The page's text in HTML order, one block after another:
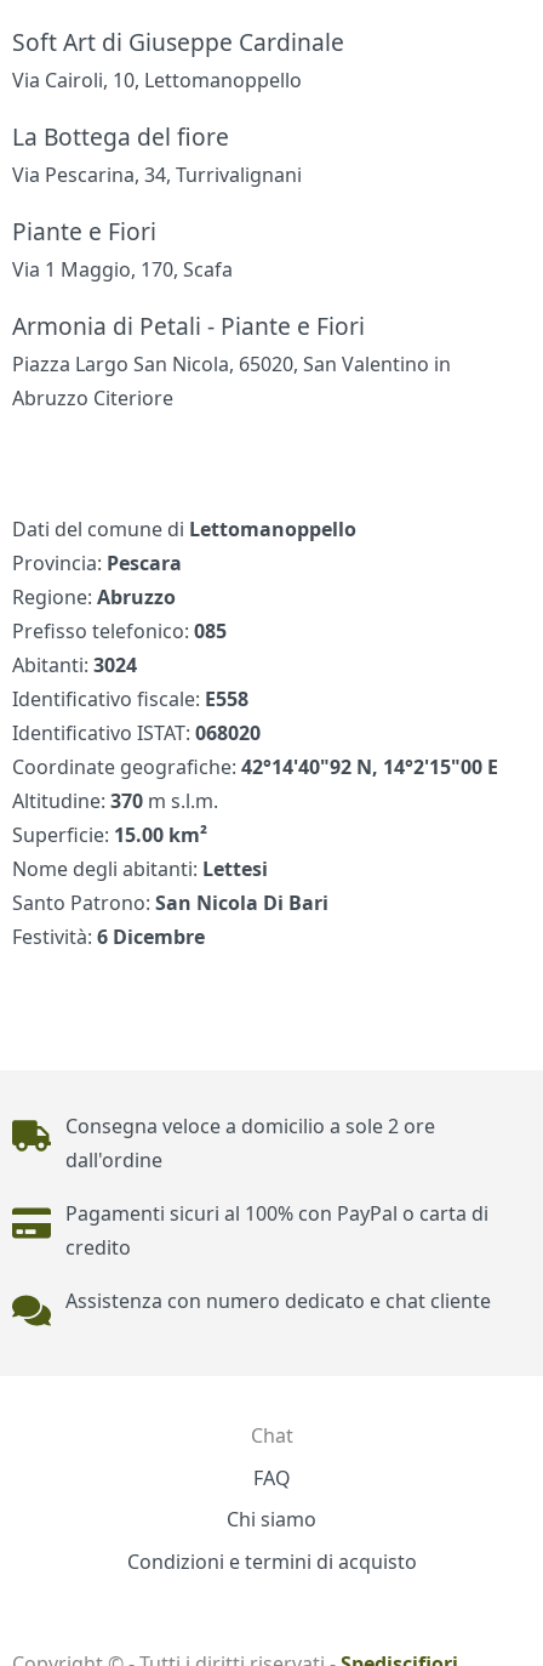
Soft Art di Giuseppe Cardinale
Via Cairoli, 10, Lettomanoppello
La Bottega del fiore
Via Pescarina, 34, Turrivalignani
Piante e Fiori
Via 1 Maggio, 170, Scafa
Armonia di Petali - Piante e Fiori
Piazza Largo San Nicola, 65020, San Valentino in
Abruzzo Citeriore
Dati del comune di Lettomanoppello
Provincia: Pescara
Regione:Abruzzo
Prefisso telefonico:085
Abitanti:3024
Identificativo fiscale: E558
Identificativo ISTAT:068020
Coordinate geografiche:42°14'40"92 N, 14°2'15"00 E
Altitudine:370 m s.l.m.
Superficie: 15.00 km²
Nome degli abitanti: Lettesi
Santo Patrono:San Nicola Di Bari
Festività:6 Dicembre
Piè di pagina
Consegna veloce a domicilio a sole 2 ore
dall'ordine
Pagamenti sicuri al 100% con PayPal o carta di
credito
Assistenza con numero dedicato e chat cliente
Chat
FAQ
Chi siamo
Condizioni e termini di acquisto